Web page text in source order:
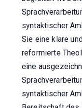
syntaktischer
Sie eine klare
reformierte
eine
syntaktischer